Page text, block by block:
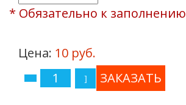
* Обязательно к заполнению
Цена: 10 руб.